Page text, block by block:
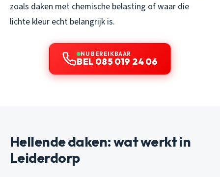
zoals daken met chemische belasting of waar die
lichte kleur echt belangrijk is.
NU BEREIKBAAR
BEL 085 019 24 06
Hellende daken: wat werkt in
Leiderdorp